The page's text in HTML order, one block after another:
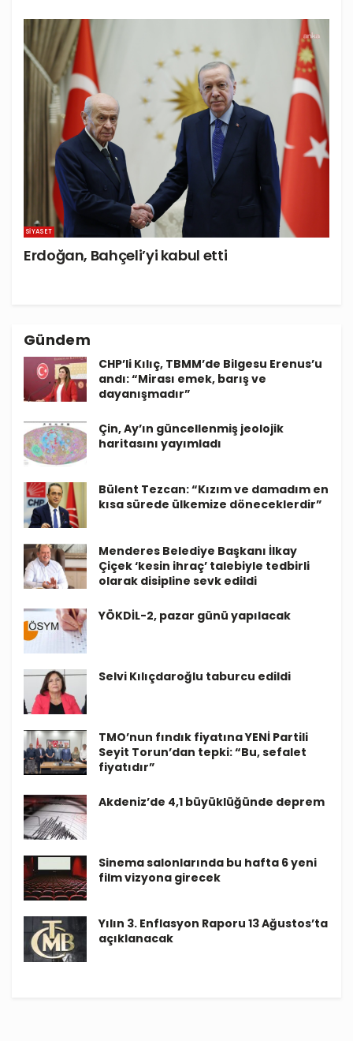
SIYASET
Erdoğan, Bahçeli’yi kabul etti
Gündem
CHP’li Kılıç, TBMM’de Bilgesu Erenus’u
andı: “Mirası emek, barış ve
dayanışmadır”
Çin, Ay’ın güncellenmiş jeolojik
haritasını yayımladı
Bülent Tezcan: “Kızım ve damadım en
kısa sürede ülkemize döneceklerdir”
Menderes Belediye Başkanı İlkay
Çiçek ‘kesin ihraç’ talebiyle tedbirli
olarak disipline sevk edildi
YÖKDİL-2, pazar günü yapılacak
Selvi Kılıçdaroğlu taburcu edildi
TMO’nun fındık fiyatına YENİ Partili
Seyit Torun’dan tepki: “Bu, sefalet
fiyatıdır”
Akdeniz’de 4,1 büyüklüğünde deprem
Sinema salonlarında bu hafta 6 yeni
film vizyona girecek
Yılın 3. Enflasyon Raporu 13 Ağustos’ta
açıklanacak